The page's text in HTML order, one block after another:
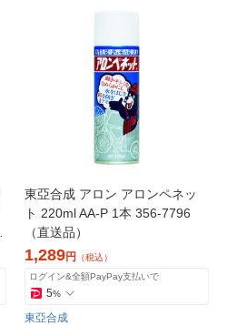
東亞合成 アロン アロンペネッ
ト 220ml AA-P 1本 356-7796
（直送品）
1,289円
（税込）
ログイン&全額PayPay支払いで
5%
東亞合成